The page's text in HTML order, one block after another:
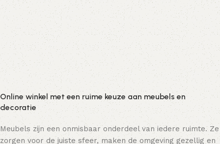
Online winkel met een ruime keuze aan meubels en
decoratie
Meubels zijn een onmisbaar onderdeel van iedere ruimte. Ze
zorgen voor de juiste sfeer, maken de omgeving gezellig en